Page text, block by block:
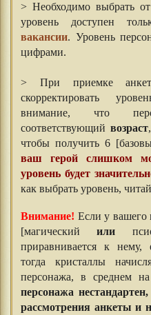
> Необходимо выбрать
уровень доступен
вакансии. Уровень
цифрами.
> При приемке
скорректировать
внимание, что
соответствующийвозраст
чтобы получить 6
ваш герой слишком
уровень будет
как выбрать уровень,
Внимание! Если у вашего
[магическийили
приравнивается к нему,
тогда кристаллы
персонажа, в среднем
персонажа
рассмотрения анкеты и